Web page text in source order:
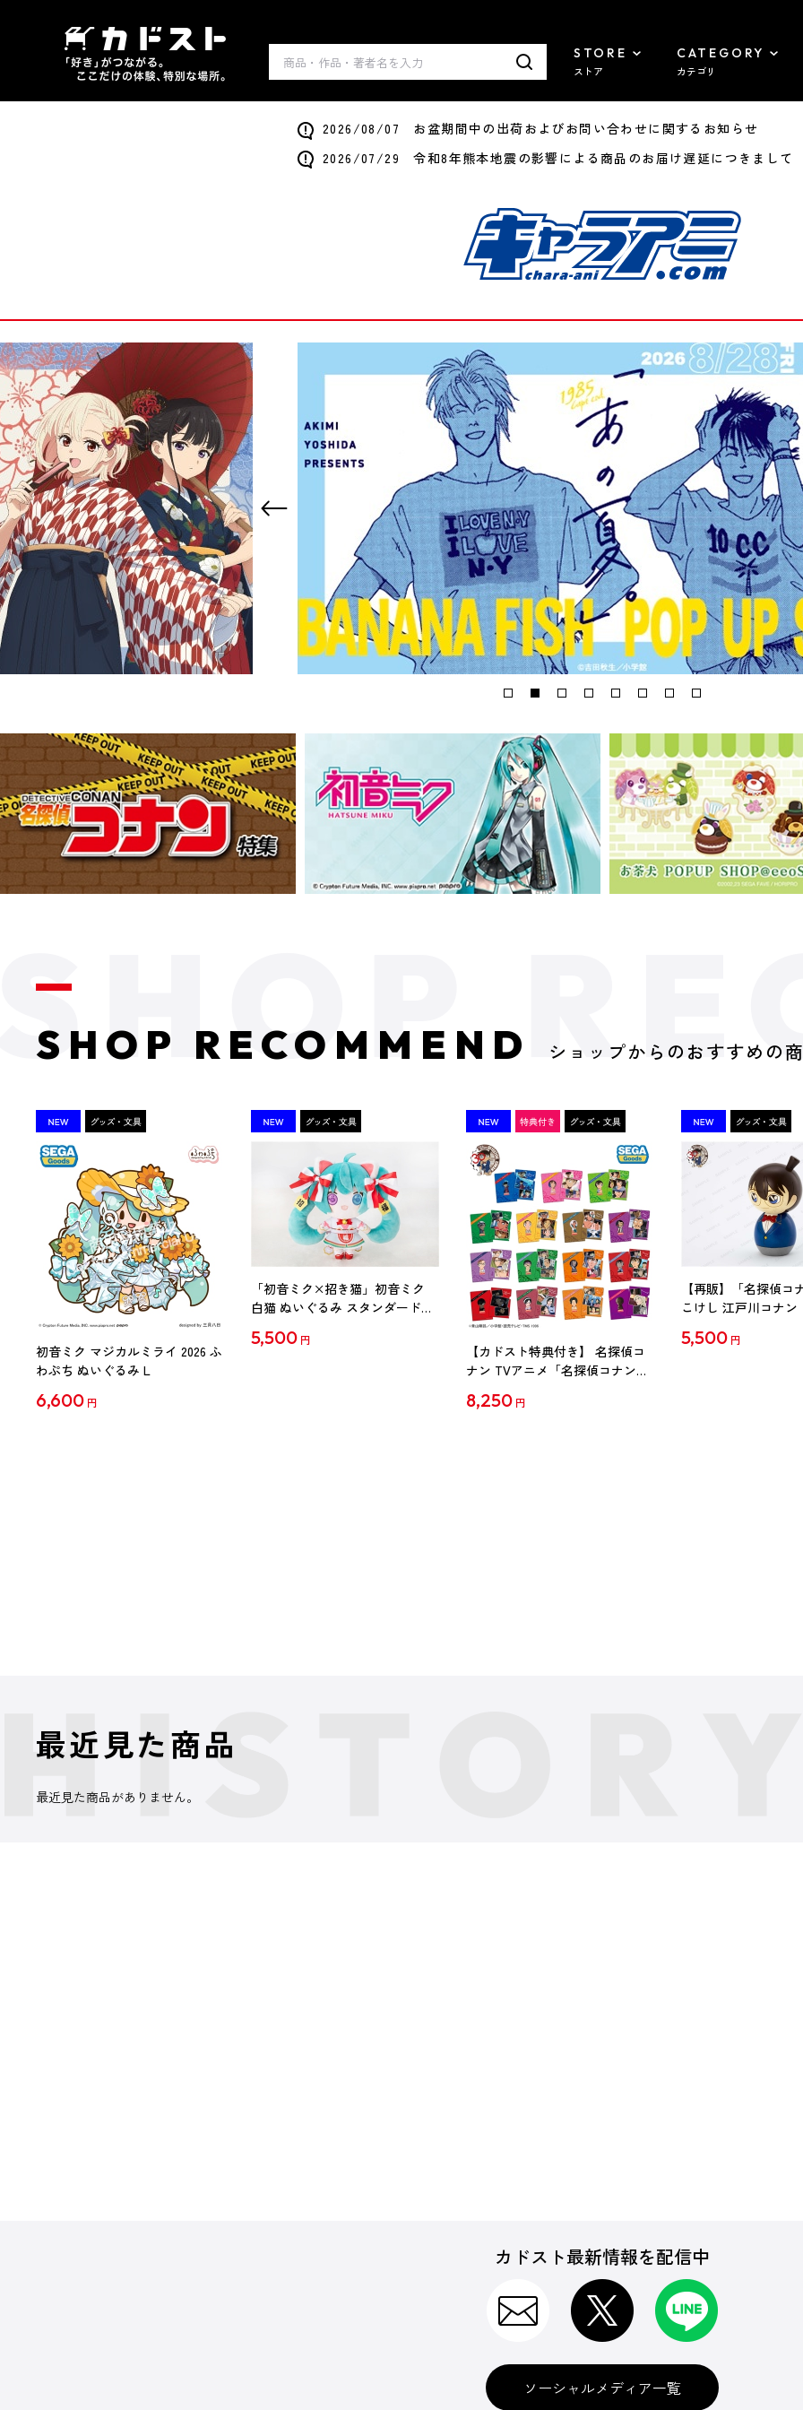
STORE
ストア
CATEGORY
カテゴリ
2026/08/07 お盆期間中の出荷およびお問い合わせに関するお知らせ
2026/07/29 令和8年熊本地震の影響による商品のお届け遅延につきまして
SHOP RECOMMEND ショップからのおすすめの
初音ミク マジカルミライ 2026 ふ
わぷち ぬいぐるみ L
6,600 円
「初音ミク×招き猫」初音ミク
白猫 ぬいぐるみ スタンダード
5,500 円
【カドスト特典付き】 名探偵コ
ナン TVアニメ「名探偵コナン」
【1BOX】
8,250 円
【再販】「名探偵コ
こけし 江戸川コナン
5,500 円
最近見た商品
最近見た商品がありません。
カドスト最新情報を配信中
ソーシャルメディア一覧